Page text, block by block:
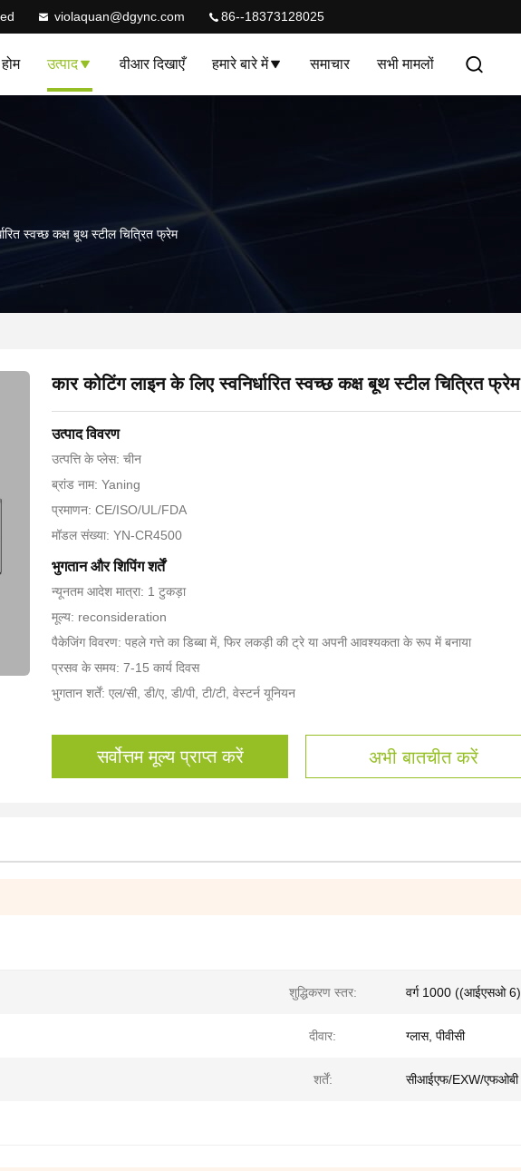
violaquan@dgync.com 86--18373128025
होम उत्पाद वीआर दिखाएँ हमारे बारे में समाचार सभी मामलों
स्वच्छ कक्ष बूथ स्टील चित्रित फ्रेम
कार कोटिंग लाइन के लिए स्वनिर्धारित स्वच्छ कक्ष बूथ स्टील चित्रित फ्रेम
उत्पाद विवरण
उत्पत्ति के प्लेस: चीन
ब्रांड नाम: Yaning
प्रमाणन: CE/ISO/UL/FDA
मॉडल संख्या: YN-CR4500
भुगतान और शिपिंग शर्तें
न्यूनतम आदेश मात्रा: 1 टुकड़ा
मूल्य: reconsideration
पैकेजिंग विवरण: पहले गत्ते का डिब्बा में, फिर लकड़ी की ट्रे या अपनी आवश्यकता के रूप में बनाया
प्रसव के समय: 7-15 कार्य दिवस
भुगतान शर्तें: एल/सी, डी/ए, डी/पी, टी/टी, वेस्टर्न यूनियन
सर्वोत्तम मूल्य प्राप्त करें अभी बातचीत करें
शुद्धिकरण स्तर: वर्ग 1000 ((आईएसओ 6)
दीवार: ग्लास, पीवीसी
शर्तें: सीआईएफ/EXW/एफओबी